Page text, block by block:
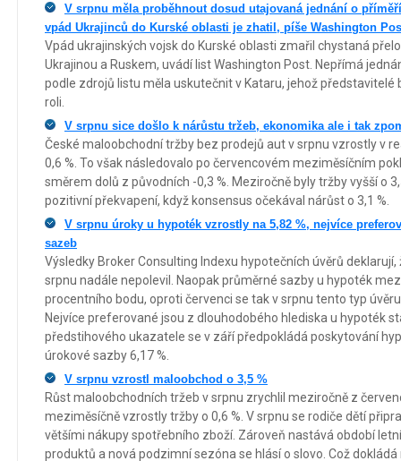
V srpnu měla proběhnout dosud utajovaná jednání o
vpád Ukrajinců do Kurské oblasti je zhatil, píše Washington
Vpád ukrajinských vojsk do Kurské oblasti zmařil chystaná
Ukrajinou a Ruskem, uvádí list Washington Post. Nepřímá
podle zdrojů listu měla uskutečnit v Kataru, jehož
roli.
V srpnu sice došlo k nárůstu tržeb, ekonomika ale i tak
České maloobchodní tržby bez prodejů aut v srpnu vzrostly v
0,6 %. To však následovalo po červencovém meziměsíčním
směrem dolů z původních -0,3 %. Meziročně byly tržby vyšší o
pozitivní překvapení, když konsensus očekával nárůst o 3,1 %.
V srpnu úroky u hypoték vzrostly na 5,82 %, nejvíce
sazeb
Výsledky Broker Consulting Indexu hypotečních úvěrů
srpnu nadále nepolevil. Naopak průměrné sazby u hypoték
procentního bodu, oproti červenci se tak v srpnu tento typ
Nejvíce preferované jsou z dlouhodobého hlediska u hypoték
předstihového ukazatele se v září předpokládá poskytování
úrokové sazby 6,17 %.
V srpnu vzrostl maloobchod o 3,5 %
Růst maloobchodních tržeb v srpnu zrychlil meziročně z
meziměsíčně vzrostly tržby o 0,6 %. V srpnu se rodiče dětí
většími nákupy spotřebního zboží. Zároveň nastává období
produktů a nová podzimní sezóna se hlásí o slovo. Což